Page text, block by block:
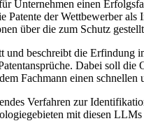
Unternehmen einen
Patente der Wettbewerber
über die zum Schutz
beschreibt die Erfindung
Dabei soll
Fachmann einen
Verfahren zur
mit diesen